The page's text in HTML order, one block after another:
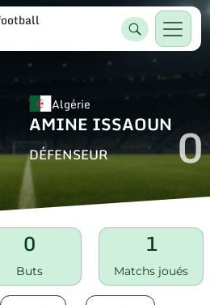
Algérie
AMINE ISSAOUN
DÉFENSEUR 0
0
Buts
1
Matchs joués